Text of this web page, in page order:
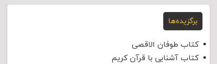
برگزیده‌ها
کتاب طوفان الاقصی
کتاب آشنایی با قرآن کریم